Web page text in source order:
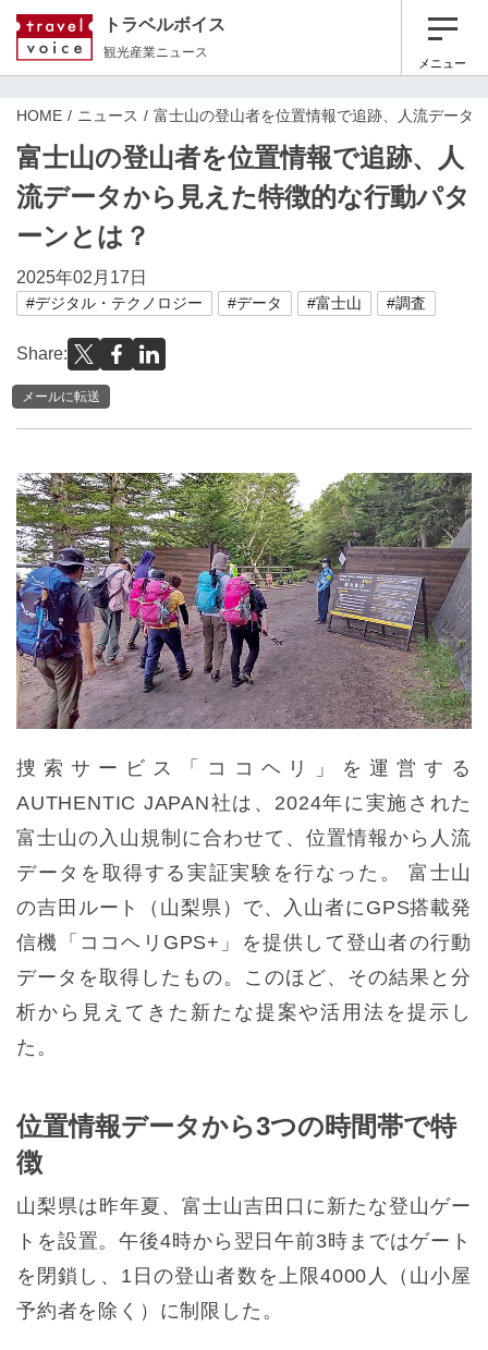
トラベルボイス
観光産業ニュース
メニュー
HOME ニュース 富士山の登山者を位置情報で追跡、人流データ
富士山の登山者を位置情報で追跡、人
流データから見えた特徴的な行動パタ
ーンとは？
2025年02月17日
#デジタル・テクノロジー #データ #富士山 #調査
Share:
メールに転送
捜索サービス「ココヘリ」を運営する
AUTHENTIC JAPAN社は、2024年に実施された
富士山の入山規制に合わせて、位置情報から人流
データを取得する実証実験を行なった。 富士山
の吉田ルート（山梨県）で、入山者にGPS搭載発
信機「ココヘリGPS+」を提供して登山者の行動
データを取得したもの。このほど、その結果と分
析から見えてきた新たな提案や活用法を提示し
た。
位置情報データから3つの時間帯で特
徴
山梨県は昨年夏、富士山吉田口に新たな登山ゲー
トを設置。午後4時から翌日午前3時まではゲート
を閉鎖し、1日の登山者数を上限4000人（山小屋
予約者を除く）に制限した。